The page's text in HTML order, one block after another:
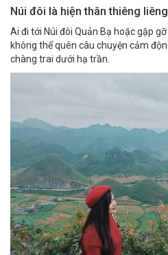
Núi đôi là hiện thân thiêng
Ai đi tới Núi đôi Quản Bạ hoặc gặp
không thể quên câu chuyện cảm
chàng trai dưới hạ trần.